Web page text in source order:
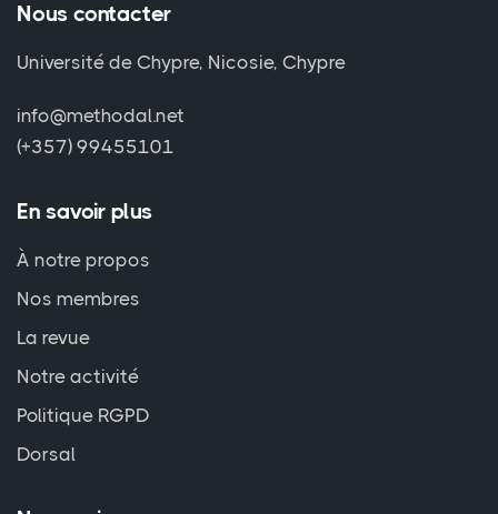
Nous contacter
Université de Chypre, Nicosie, Chypre
info@methodal.net
(+357) 99455101
En savoir plus
À notre propos
Nos membres
La revue
Notre activité
Politique RGPD
Dorsal